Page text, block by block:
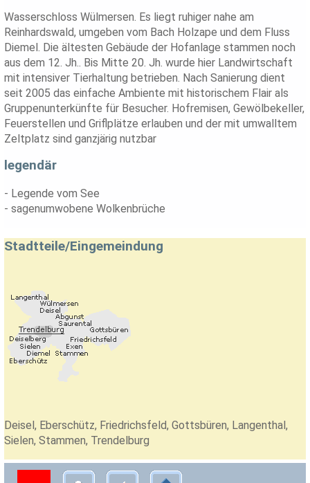
Wasserschloss Wülmersen. Es liegt ruhiger nahe am
Reinhardswald, umgeben vom Bach Holzape und dem Fluss
Diemel. Die ältesten Gebäude der Hofanlage stammen noch
aus dem 12. Jh.. Bis Mitte 20. Jh. wurde hier Landwirtschaft
mit intensiver Tierhaltung betrieben. Nach Sanierung dient
seit 2005 das einfache Ambiente mit historischem Flair als
Gruppenunterkünfte für Besucher. Hofremisen, Gewölbekeller,
Feuerstellen und Griflplätze erlauben und der mit umwalltem
Zeltplatz sind ganzjärig nutzbar
legendär
- Legende vom See
- sagenumwobene Wolkenbrüche
Stadtteile/Eingemeindung
Deisel, Eberschütz, Friedrichsfeld, Gottsbüren, Langenthal,
Sielen, Stammen, Trendelburg